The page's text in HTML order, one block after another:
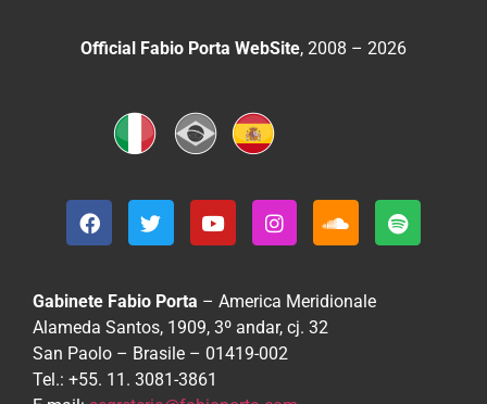
Official Fabio Porta WebSite, 2008 – 2026
Gabinete Fabio Porta – America Meridionale
Alameda Santos, 1909, 3º andar, cj. 32
San Paolo – Brasile – 01419-002
Tel.: +55. 11. 3081-3861